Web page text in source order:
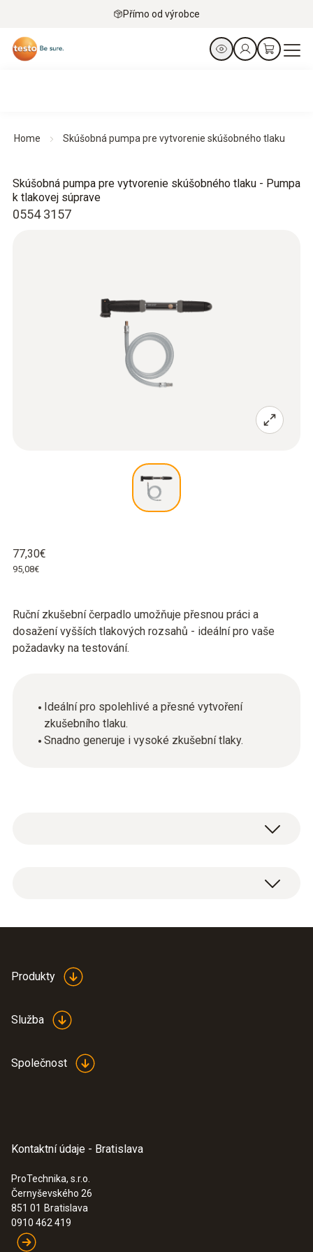
Přímo od výrobce
Home Skúšobná pumpa pre vytvorenie skúšobného tlaku
0554 3157
Skúšobná pumpa pre vytvorenie skúšobného tlaku - Pumpa
k tlakovej súprave
Ruční zkušební čerpadlo umožňuje přesnou práci a
dosažení vyšších tlakových rozsahů - ideální pro vaše
požadavky na testování.
Ideální pro spolehlivé a přesné vytvoření
zkušebního tlaku.
Snadno generuje i vysoké zkušební tlaky.
77,30€
95,08€
Zkušební čerpadlo pro vytvoření zkušebního
:0632 3240
testo 324 - prístroj na meranie úniku
Produkty
Služba
Společnost
Kontaktní údaje - Bratislava
ProTechnika, s.r.o.
Černyševského 26
851 01 Bratislava
0910 462 419